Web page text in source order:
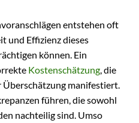
entstehen oft
und Effizienz dieses
können. Ein
Kostenschätzung, die
manifestiert.
führen, die sowohl
nachteilig sind. Umso